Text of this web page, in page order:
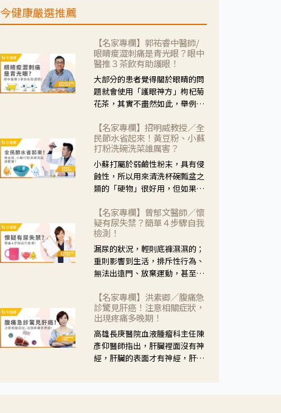
生活挑戰。
今健康嚴選推薦
【名家專欄】郭祐睿中醫師/
眼睛痠澀刺痛是青光眼？眼中
醫推３茶飲有助護眼！
大部分的患者覺得關於眼睛的問
題就會使用「護眼神方」枸杞菊
花茶，其實不盡然如此，舉例來
紅、眼睛痛、眼屎多而且顏色
黃，當然就可以使用枸杞菊花
茶，但是枸杞的劑量要少，菊花
的劑量要多；若是有以上症狀以
外，眼睛還會有灼熱感，眼屎多
到會「牽絲」，也就是水樣分泌
了，這時候就要使用菊花、金銀
花來治療；假如單純的眼睛乾
澀，結膜沒有紅，眼睛周圍沒有
眼屎，這種情況是屬於「陰
虛」，就可以使用枸杞、蓮藕、
麥門冬、山藥等比較滋潤的藥
【名家專欄】招明威教授／全
民節水省起來！黃豆粉、小蘇
打粉洗碗洗菜誰厲害？
小蘇打屬於弱鹼性粉末，具有侵
蝕性，所以用來清洗杯碗瓢盆之
類的「硬物」很好用，但如果用
特別注意用法用量，使用過多或
是浸泡太久，容易腐蝕蔬菜的纖
維，讓菜軟掉不清脆。
【名家專欄】曾郁文醫師／懷
疑有尿失禁？簡單４步驟自我
檢測！
漏尿的狀況，輕則底褲濕濕的；
重則影響到生活，排斥性行為、
無法出遠門、放棄運動，甚至怕
禁」的症狀，長期下來不敢與朋
友往來，低潮陰霾造成憂鬱症。
【名家專欄】洪素卿／腹痛急
診驚見肝癌！注意相關症狀，
出現疼痛多晚期！
高雄長庚醫院血液腫瘤科主任陳
彥仰醫師指出，肝臟裡面沒有神
經，肝臟的表面才有神經，肝臟